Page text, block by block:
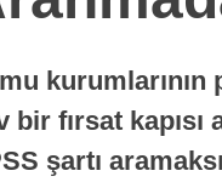
kurumlarının
bir fırsat
şartı